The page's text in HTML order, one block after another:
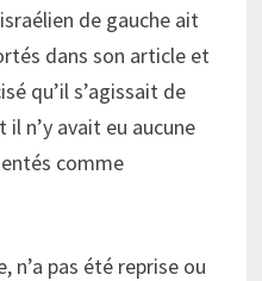
de gauche ait
dans son article et
qu’il s’agissait de
il n’y avait eu aucune
comme
pas été reprise ou